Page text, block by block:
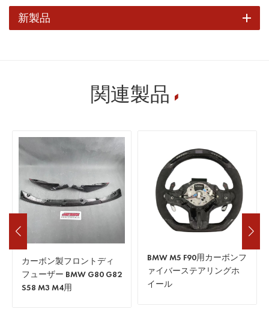
新製品
関連製品
カーボン製フロントディ
フューザー BMW G80 G82
S58 M3 M4用
BMW M5 F90用カーボンフ
ァイバーステアリングホ
イール